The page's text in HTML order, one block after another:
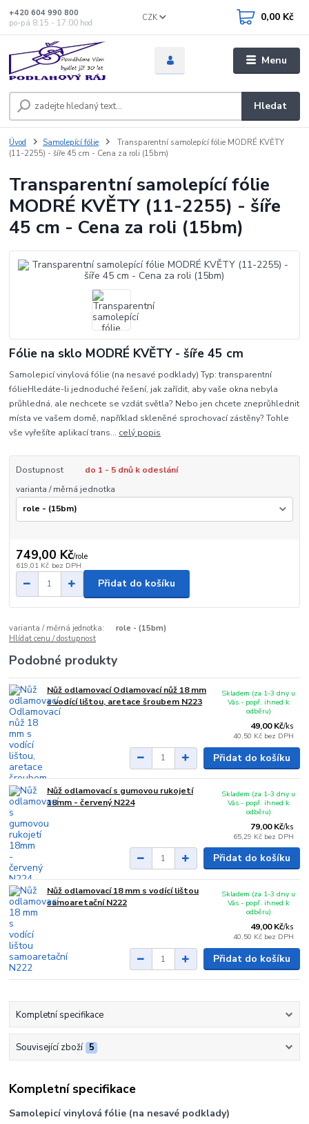
Menu
CZK
Hledat
+420 604 990 800
po-pá 8:15 - 17:00 hod
0,00 Kč
Úvod Samolepící fólie
Transparentní samolepící fólie MODRÉ KVĚTY
(11-2255) - šíře 45 cm - Cena za roli (15bm)
Transparentní samolepící fólie
MODRÉ KVĚTY (11-2255) - šíře
45 cm - Cena za roli (15bm)
Fólie na sklo MODRÉ KVĚTY - šíře 45 cm
Samolepicí vinylová fólie (na nesavé podklady) Typ: transparentní
fólieHledáte-li jednoduché řešení, jak zařídit, aby vaše okna nebyla
průhledná, ale nechcete se vzdát světla? Nebo jen chcete zneprůhlednit
místa ve vašem domě, například skleněné sprochovací zástěny? Tohle
vše vyřešíte aplikací trans... celý popis
Dostupnost
do 1 - 5 dnů k odeslání
varianta / měrná jednotka
749,00 Kč/role
619,01 Kč bez DPH
Přidat do košíku
varianta / měrná jednotka:
role - (15bm)
Hlídat cenu / dostupnost
Podobné produkty
Nůž odlamovací Odlamovací nůž 18 mm
s vodící lištou, aretace šroubem N223
49,00 Kč/ks
40,50 Kč bez DPH
Skladem (za 1-3 dny u
Vás - popř. ihned k
odběru)
Přidat do košíku
Nůž odlamovací s gumovou rukojetí
18mm - červený N224
79,00 Kč/ks
65,29 Kč bez DPH
Skladem (za 1-3 dny u
Vás - popř. ihned k
odběru)
Přidat do košíku
Nůž odlamovací 18 mm s vodící lištou
samoaretační N222
49,00 Kč/ks
40,50 Kč bez DPH
Skladem (za 1-3 dny u
Vás - popř. ihned k
odběru)
Přidat do košíku
Kompletní specifikace
Související zboží 5
Kompletní specifikace
Samolepicí vinylová fólie (na nesavé podklady)